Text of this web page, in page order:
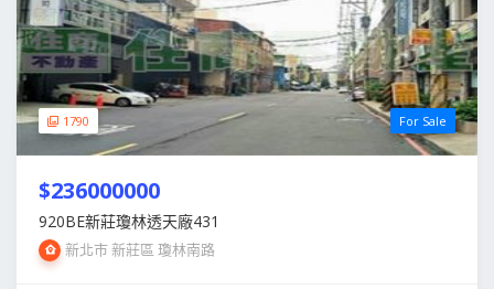
1790 For Sale
$236000000
920BE新莊瓊林透天廠431
新北市 新莊區 瓊林南路